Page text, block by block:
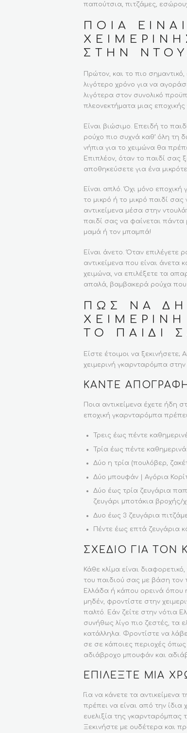
παπούτσια, πιτζάμες,
ΠΟΙΑ
ΣΤΗΝ
Πρώτον, και το πιο
λιγότερο χρόνο για να
λιγότερα στον συνολικό
πλεονεκτήματα μιας
Είναι βιώσιμο. Επειδή το
ρούχο πιο συχνά καθ’ όλη τη
νήπια για το χειμώνα θα
Επιπλέον, όταν το παιδί σας
αποθηκεύσετε για ένα
Είναι απλό. Όχι μόνο εποχική
το μικρό ή το μικρό παιδί
αντικείμενα μέσα στην
παιδί σας να φαίνεται
μαμά ή τον μπαμπά!
Είναι άνετο. Όταν επιλέγετε
αντικείμενα που είναι άνετα
χειμώνα, να επιλέξετε τα
απαλά, βαμβακερά ρούχα που
ΠΏΣ ΝΑ
ΤΟ ΠΑΙΔΊ
Είστε έτοιμοι να
χειμερινή γκαρνταρόμπα
ΚΆΝΤΕ
Ποια αντικείμενα έχετε ήδη
εποχική γκαρνταρόμπα
Τρεις έως πέντε
Τρία έως πέντε
Δύο η τρία (πουλόβερ,
Δύο μπουφάν | Αγόρια
Δύο έως τρία ζευγάρια
ζευγάρι μποτάκια βροχής/
Δυο έως 3 ζευγάρια
Πέντε έως επτά ζευγάρια
ΣΧΈΔΙΟ ΓΙΑ ΤΟΝ
Κάθε κλίμα είναι
του παιδιού σας με βάση τον
Ελλάδα ή κάπου ορεινά όπου
μηδέν, φροντίστε στην
παλτό. Εάν ζείτε στην νότια
συνήθως λίγο πιο ζεστές, τα
κατάλληλα. Φροντίστε να
σε σε κάποιες περιοχές όπως
αδιάβροχο μπουφάν και
ΕΠΙΛΈΞΤΕ ΜΙΑ
Για να κάνετε τα αντικείμενα
πρέπει να είναι από την
ευελιξία της γκαρνταρόμπας
Ξεκινήστε με ουδέτερα και